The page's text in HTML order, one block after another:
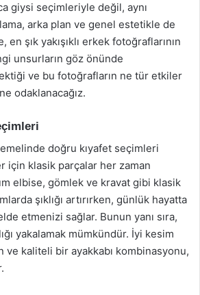
giysi seçimleriyle değil, aynı
arka plan ve genel estetikle de
şık yakışıklı erkek fotoğraflarının
unsurların göz önünde
ve bu fotoğrafların ne tür etkiler
odaklanacağız.
doğru kıyafet seçimleri
için klasik parçalar her zaman
elbise, gömlek ve kravat gibi klasik
şıklığı artırırken, günlük hayatta
etmenizi sağlar. Bunun yanı sıra,
yakalamak mümkündür. İyi kesim
ve kaliteli bir ayakkabı kombinasyonu,